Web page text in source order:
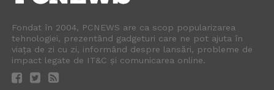
Fondat în 2004, PCNEWS are ca scop popularizarea
tehnologiei, prezentând gadgeturi care ne pot ajuta în
viața de zi cu zi, informând despre lansări, probleme de
impact legate de IT&C și comunicarea online.